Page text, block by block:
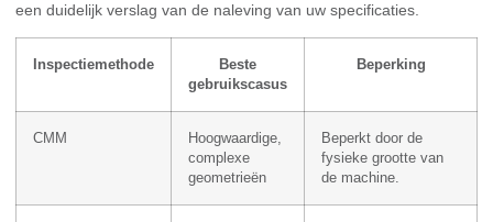
een duidelijk verslag van de naleving van uw specificaties.
Inspectiemethode
Beste
gebruikscasus
Beperking
CMM
Hoogwaardige,
complexe
geometrieën
Beperkt door de
fysieke grootte van
de machine.